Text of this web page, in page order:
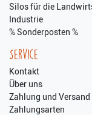
Silos für die
Industrie
% Sonderposten %
Service
Kontakt
Über uns
Zahlung und Versand
Zahlungsarten